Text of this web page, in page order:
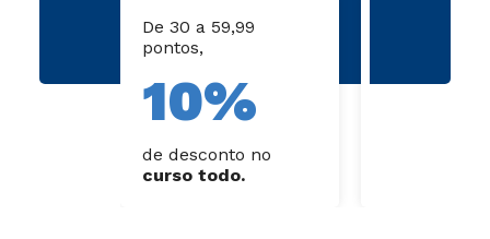
De 30 a 59,99
pontos,
10%
de desconto no
curso todo.